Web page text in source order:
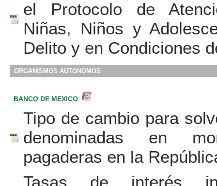
el Protocolo de
Niñas, Niños y
Delito y en Condiciones
ORGANISMOS AUTONOMOS
BANCO DE MEXICO
Tipo de cambio para
denominadas en
pagaderas en la
Tasas de interés